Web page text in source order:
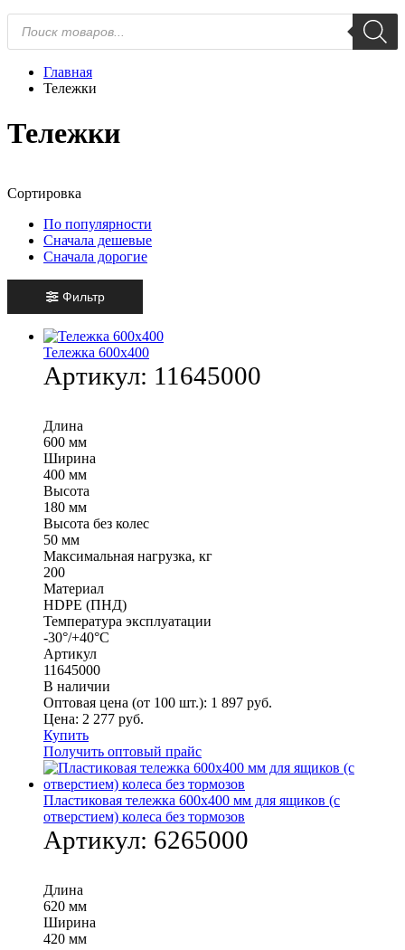
Поиск
товаров
Главная
Тележки
Тележки
Сортировка
По популярности
Сначала дешевые
Сначала дорогие
Фильтр
Тележка 600х400
Артикул: 11645000
Длина
600 мм
Ширина
400 мм
Высота
180 мм
Высота без колес
50 мм
Максимальная нагрузка, кг
200
Материал
HDPE (ПНД)
Температура эксплуатации
-30°/+40°С
Артикул
11645000
В наличии
Оптовая цена (от 100 шт.): 1 897 руб.
Цена: 2 277 руб.
Купить
Получить оптовый прайс
Пластиковая тележка 600х400 мм для ящиков (с
отверстием) колеса без тормозов
Артикул: 6265000
Длина
620 мм
Ширина
420 мм